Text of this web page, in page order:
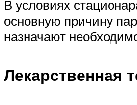
В условиях
основную причину
назначают
Лекарственная